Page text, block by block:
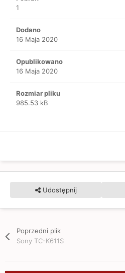
1
Dodano
16 Maja 2020
Opublikowano
16 Maja 2020
Rozmiar pliku
985.53 kB
Udostępnij
Poprzedni plik
Sony TC-K611S